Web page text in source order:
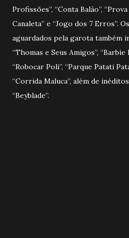
Profissões”, “Conta Balão”,
Canaleta” e “Jogo dos 7 Erros”.
aguardados pela garota também
“Thomas e Seus Amigos”, “Barbie
“Robocar Poli”, “Parque Patati
“Corrida Maluca”, além de
“Beyblade”.